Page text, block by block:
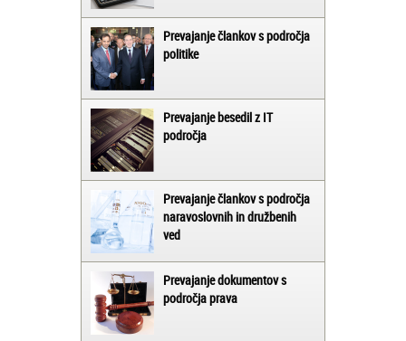
Prevajanje člankov s področja
politike
Prevajanje besedil z IT
področja
Prevajanje člankov s področja
naravoslovnih in družbenih
ved
Prevajanje dokumentov s
področja prava